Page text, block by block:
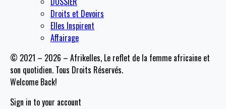
Droits et Devoirs
Elles Inspirent
Affairage
© 2021 – 2026 – Afrikelles, Le reflet de la femme africaine et
son quotidien. Tous Droits Réservés.
Welcome Back!
Sign in to your account